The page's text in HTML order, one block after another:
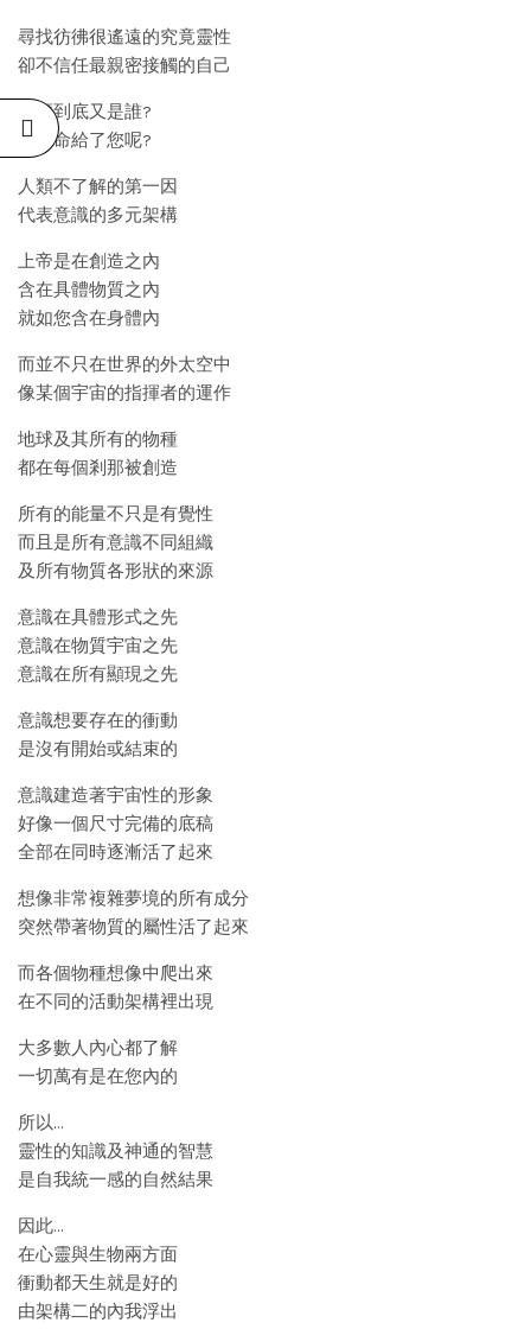
尋找彷彿很遙遠的究竟靈性
卻不信任最親密接觸的自己
那麼到底又是誰?
將生命給了您呢?
人類不了解的第一因
代表意識的多元架構
上帝是在創造之內
含在具體物質之內
就如您含在身體內
而並不只在世界的外太空中
像某個宇宙的指揮者的運作
地球及其所有的物種
都在每個剎那被創造
所有的能量不只是有覺性
而且是所有意識不同組織
及所有物質各形狀的來源
意識在具體形式之先
意識在物質宇宙之先
意識在所有顯現之先
意識想要存在的衝動
是沒有開始或結束的
意識建造著宇宙性的形象
好像一個尺寸完備的底稿
全部在同時逐漸活了起來
想像非常複雜夢境的所有成分
突然帶著物質的屬性活了起來
而各個物種想像中爬出來
在不同的活動架構裡出現
大多數人內心都了解
一切萬有是在您內的
所以…
靈性的知識及神通的智慧
是自我統一感的自然結果
因此…
在心靈與生物兩方面
衝動都天生就是好的
由架構二的內我浮出